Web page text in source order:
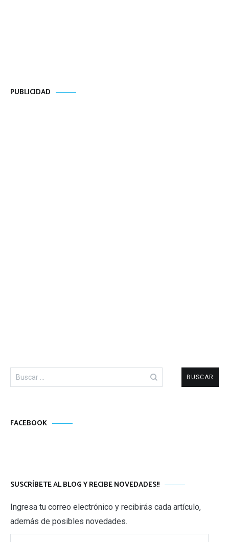
PUBLICIDAD
Buscar:
FACEBOOK
SUSCRÍBETE AL BLOG Y RECIBE NOVEDADES!!
Ingresa tu correo electrónico y recibirás cada artículo,
además de posibles novedades.